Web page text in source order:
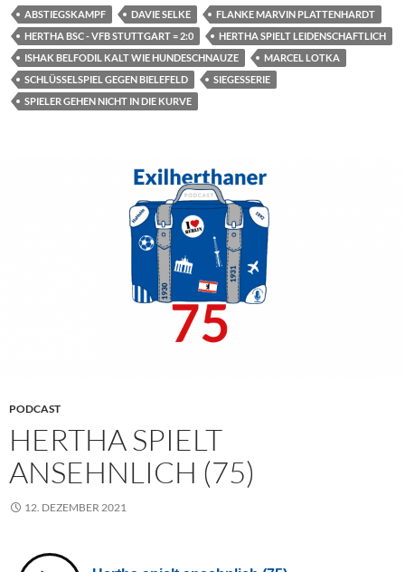
ABSTIEGSKAMPF DAVIE SELKE
FLANKE MARVIN PLATTENHARDT
HERTHA BSC - VFB STUTTGART = 2:0
HERTHA SPIELT LEIDENSCHAFTLICH
ISHAK BELFODIL KALT WIE HUNDESCHNAUZE
MARCEL LOTKA
SCHLÜSSELSPIEL GEGEN BIELEFELD
SIEGESSERIE
SPIELER GEHEN NICHT IN DIE KURVE
PODCAST
HERTHA SPIELT
ANSEHNLICH (75)
12. DEZEMBER 2021